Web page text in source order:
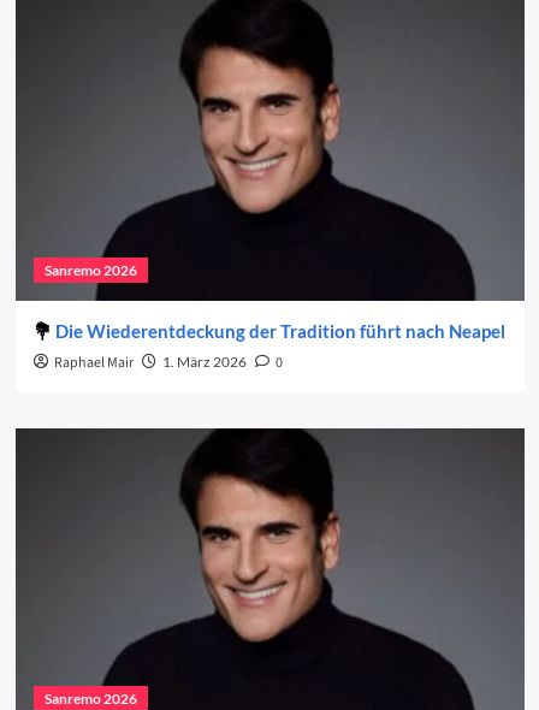
Sanremo 2026
Die Wiederentdeckung der Tradition führt nach Neapel
Raphael Mair 1. März 2026 0
Sanremo 2026